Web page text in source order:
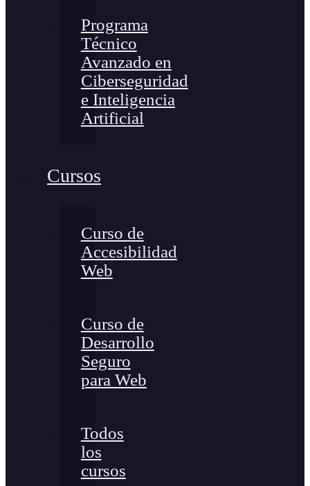
Programa
Técnico
Avanzado en
Ciberseguridad
e Inteligencia
Artificial
Cursos
Curso de
Accesibilidad
Web
Curso de
Desarrollo
Seguro
para Web
Todos
los
cursos